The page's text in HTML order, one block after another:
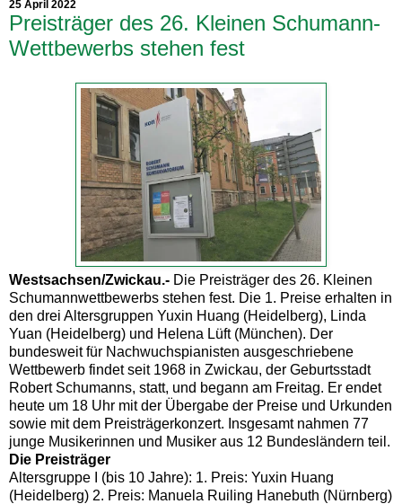
25 April 2022
Preisträger des 26. Kleinen Schumann-
Wettbewerbs stehen fest
Westsachsen/Zwickau.- Die Preisträger des 26. Kleinen
Schumannwettbewerbs stehen fest. Die 1. Preise erhalten in
den drei Altersgruppen Yuxin Huang (Heidelberg), Linda
Yuan (Heidelberg) und Helena Lüft (München). Der
bundesweit für Nachwuchspianisten ausgeschriebene
Wettbewerb findet seit 1968 in Zwickau, der Geburtsstadt
Robert Schumanns, statt, und begann am Freitag. Er endet
heute um 18 Uhr mit der Übergabe der Preise und Urkunden
sowie mit dem Preisträgerkonzert. Insgesamt nahmen 77
junge Musikerinnen und Musiker aus 12 Bundesländern teil.
Die Preisträger
Altersgruppe I (bis 10 Jahre): 1. Preis: Yuxin Huang
(Heidelberg) 2. Preis: Manuela Ruiling Hanebuth (Nürnberg)